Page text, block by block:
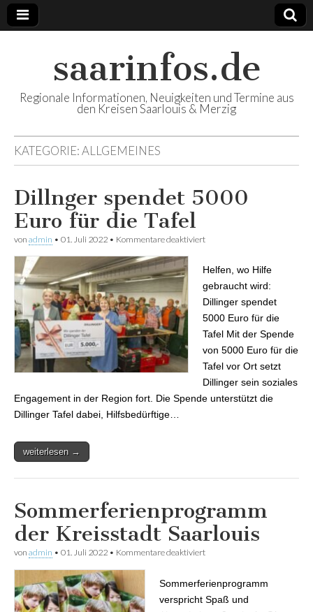
saarinfos.de
Regionale Informationen, Neuigkeiten und Termine aus
den Kreisen Saarlouis & Merzig
KATEGORIE:ALLGEMEINES
Dillnger spendet 5000
Euro für die Tafel
von admin • 01. Juli 2022 • Kommentare deaktiviert
Helfen, wo Hilfe
gebraucht wird:
Dillinger spendet
5000 Euro für die
Tafel Mit der Spende
von 5000 Euro für die
Tafel vor Ort setzt
Dillinger sein soziales
Engagement in der Region fort. Die Spende unterstützt die
Dillinger Tafel dabei, Hilfsbedürftige…
weiterlesen →
Sommerferienprogramm
der Kreisstadt Saarlouis
von admin • 01. Juli 2022 • Kommentare deaktiviert
Sommerferienprogramm
verspricht Spaß und